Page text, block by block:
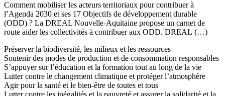
Comment mobiliser les acteurs territoriaux pour contribuer à
l’Agenda 2030 et ses 17 Objectifs de développement durable
(ODD) ? La DREAL Nouvelle-Aquitaine propose un carnet de
route aider les collectivités à contribuer aux ODD. DREAL (…)
Préserver la biodiversité, les milieux et les ressources
Soutenir des modes de production et de consommation responsables
S’appuyer sur l’éducation et la formation tout au long de la vie
Lutter contre le changement climatique et protéger l’atmosphère
Agir pour la santé et le bien-être de toutes et tous